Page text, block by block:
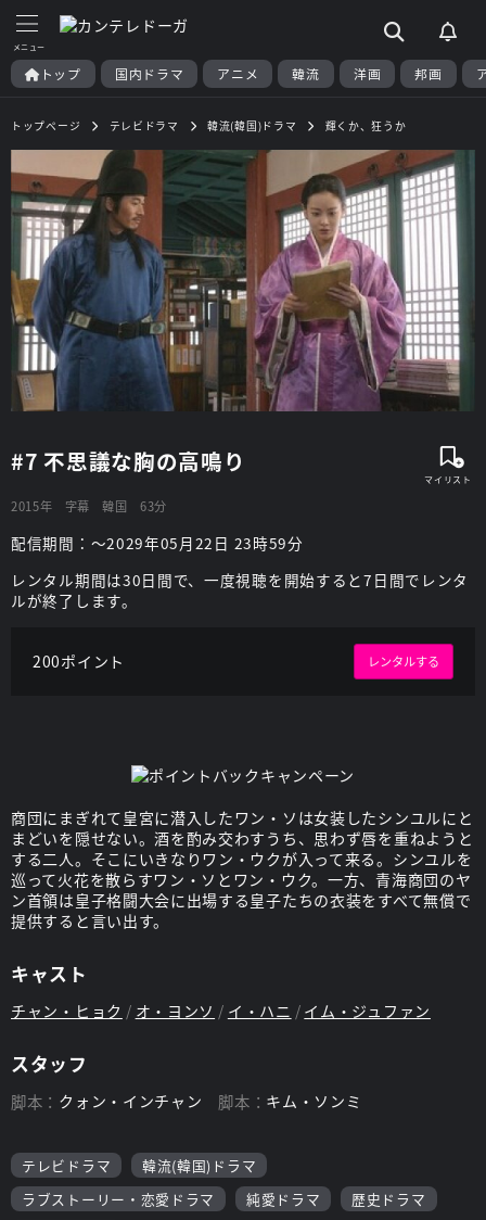
トップ 国内ドラマ アニメ 韓流 洋画 邦画
トップページ テレビドラマ 韓流(韓国)ドラマ 輝くか、狂うか
#7 不思議な胸の高鳴り
2015年 字幕 韓国 63分
配信期間：～2029年05月22日 23時59分
レンタル期間は30日間で、一度視聴を開始すると7日間でレンタ
ルが終了します。
200ポイント レンタルする
商団にまぎれて皇宮に潜入したワン・ソは女装したシンユルにと
まどいを隠せない。酒を酌み交わすうち、思わず唇を重ねようと
する二人。そこにいきなりワン・ウクが入って来る。シンユルを
巡って火花を散らすワン・ソとワン・ウク。一方、青海商団のヤ
ン首領は皇子格闘大会に出場する皇子たちの衣装をすべて無償で
提供すると言い出す。
キャスト
チャン・ヒョク オ・ヨンソ イ・ハニ イム・ジュファン
スタッフ
脚本： クォン・インチャン 脚本： キム・ソンミ
テレビドラマ
韓流(韓国)ドラマ
ラブストーリー・恋愛ドラマ
純愛ドラマ
歴史ドラマ